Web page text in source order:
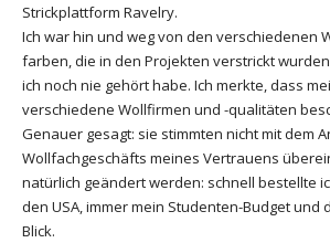
Strickplattform Ravelry.
Ich war hin und weg von den verschiedenen
farben, die in den Projekten verstrickt
ich noch nie gehört habe. Ich merkte, dass
verschiedene Wollfirmen und -qualitäten
Genauer gesagt: sie stimmten nicht mit dem
Wollfachgeschäfts meines Vertrauens
natürlich geändert werden: schnell bestellte
den USA, immer mein Studenten-Budget und
Blick.